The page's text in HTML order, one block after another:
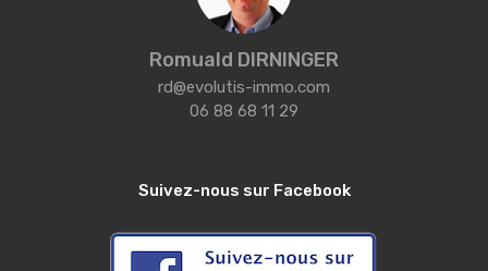
Romuald DIRNINGER
rd@evolutis-immo.com
06 88 68 11 29
Suivez-nous sur Facebook